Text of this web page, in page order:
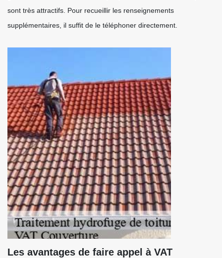
sont très attractifs. Pour recueillir les renseignements
supplémentaires, il suffit de le téléphoner directement.
Les avantages de faire appel à VAT